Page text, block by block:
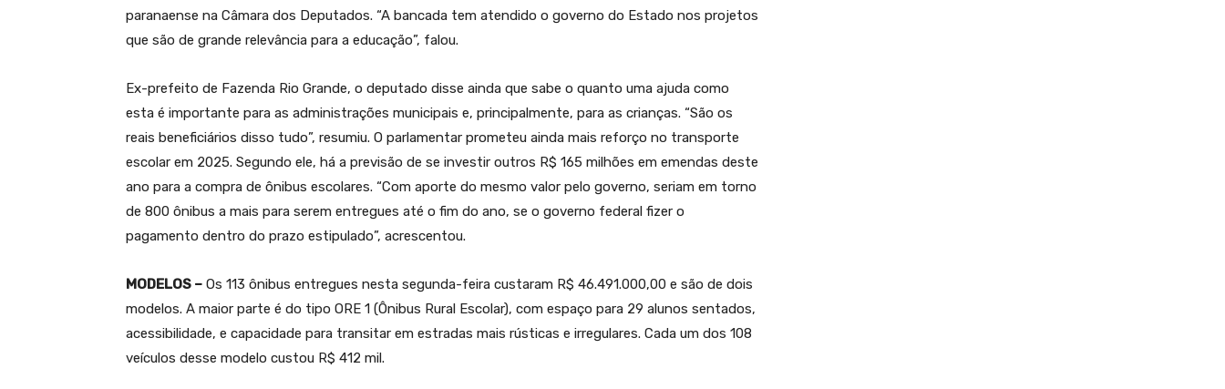
paranaense na Câmara dos Deputados. “A bancada tem atendido o governo do Estado nos projetos
que são de grande relevância para a educação”, falou.
Ex-prefeito de Fazenda Rio Grande, o deputado disse ainda que sabe o quanto uma ajuda como
esta é importante para as administrações municipais e, principalmente, para as crianças. “São os
reais beneficiários disso tudo”, resumiu. O parlamentar prometeu ainda mais reforço no transporte
escolar em 2025. Segundo ele, há a previsão de se investir outros R$ 165 milhões em emendas deste
ano para a compra de ônibus escolares. “Com aporte do mesmo valor pelo governo, seriam em torno
de 800 ônibus a mais para serem entregues até o fim do ano, se o governo federal fizer o
pagamento dentro do prazo estipulado”, acrescentou.
MODELOS – Os 113 ônibus entregues nesta segunda-feira custaram R$ 46.491.000,00 e são de dois
modelos. A maior parte é do tipo ORE 1 (Ônibus Rural Escolar), com espaço para 29 alunos sentados,
acessibilidade, e capacidade para transitar em estradas mais rústicas e irregulares. Cada um dos 108
veículos desse modelo custou R$ 412 mil.